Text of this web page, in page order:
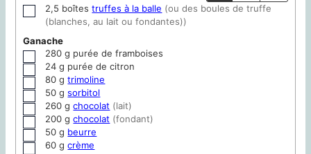
▢
2,5 boîtes truffes à la balle (ou des boules de truffe
(blanches, au lait ou fondantes))
Ganache
▢
280 g purée de framboises
▢
24 g purée de citron
▢
80 g trimoline
▢
50 g sorbitol
▢
260 g chocolat (lait)
▢
200 g chocolat (fondant)
▢
50 g beurre
▢
60 g crème